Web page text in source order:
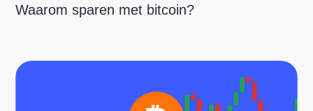
Waarom sparen met bitcoin?